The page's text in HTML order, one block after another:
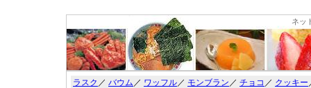
ネッ
ラスク ／ バウム ／ ワッフル／ モンブラン ／ チョコ ／ クッキー